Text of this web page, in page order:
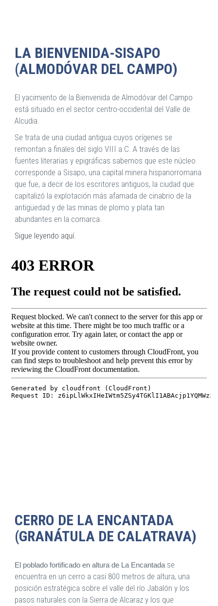
LA BIENVENIDA-SISAPO
(ALMODÓVAR DEL CAMPO)
El yacimiento de la Bienvenida de Almodóvar del Campo
está situado en el sector centro-occidental del Valle de
Alcudia.
Se trata de una ciudad antigua cuyos orígenes se
remontan a finales del siglo VIII a.C. A través de las
fuentes literarias y epigráficas sabemos que este núcleo
corresponde a Sisapo, una capital minera hispanorromana
que fue, a decir de los escritores antiguos, la ciudad que
capitalizó la explotación más afamada de cinabrio de la
antigüedad y de las minas de plomo y plata tan
abundantes en la comarca.
Sigue leyendo aquí.
CERRO DE LA ENCANTADA
(GRANÁTULA DE CALATRAVA)
El poblado fortificado en altura de La Encantadase
encuentra en un cerro a casi 800 metros de altura, una
posición estratégica sobre el valle del río Jabalón y los
pasos naturales con la Sierra de Alcaraz y los que